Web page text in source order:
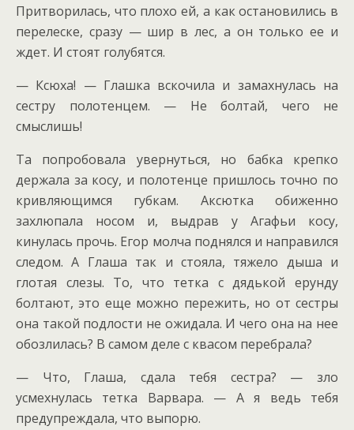
Притворилась, что плохо ей, а как остановились в
перелеске, сразу — шир в лес, а он только ее и
ждет. И стоят голубятся.
— Ксюха! — Глашка вскочила и замахнулась на
сестру полотенцем. — Не болтай, чего не
смыслишь!
Та попробовала увернуться, но бабка крепко
держала за косу, и полотенце пришлось точно по
кривляющимся губкам. Аксютка обиженно
захлюпала носом и, выдрав у Агафьи косу,
кинулась прочь. Егор молча поднялся и направился
следом. А Глаша так и стояла, тяжело дыша и
глотая слезы. То, что тетка с дядькой ерунду
болтают, это еще можно пережить, но от сестры
она такой подлости не ожидала. И чего она на нее
обозлилась? В самом деле с квасом перебрала?
— Что, Глаша, сдала тебя сестра? — зло
усмехнулась тетка Варвара. — А я ведь тебя
предупреждала, что выпорю.